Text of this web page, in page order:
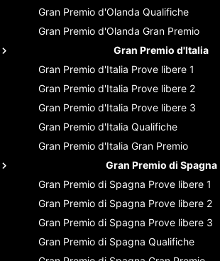
Gran Premio d'Olanda Qualifiche
Gran Premio d'Olanda Gran Premio
Gran Premio d'Italia
Gran Premio d'Italia Prove libere 1
Gran Premio d'Italia Prove libere 2
Gran Premio d'Italia Prove libere 3
Gran Premio d'Italia Qualifiche
Gran Premio d'Italia Gran Premio
Gran Premio di Spagna
Gran Premio di Spagna Prove libere 1
Gran Premio di Spagna Prove libere 2
Gran Premio di Spagna Prove libere 3
Gran Premio di Spagna Qualifiche